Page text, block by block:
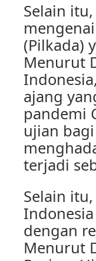
Selain
(Pilkada)
Menurut
ajang
pandemi
ujian
terjadi
Selain
dengan
Menurut